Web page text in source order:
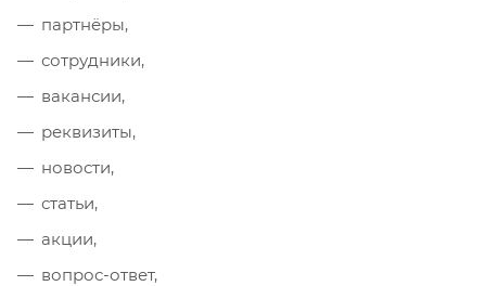
партнёры,
сотрудники,
вакансии,
реквизиты,
новости,
статьи,
акции,
вопрос-ответ,